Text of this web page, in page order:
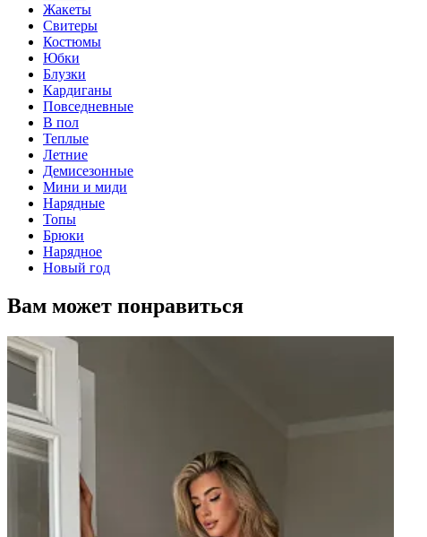
Жакеты
Свитеры
Костюмы
Юбки
Блузки
Кардиганы
Повседневные
В пол
Теплые
Летние
Демисезонные
Мини и миди
Нарядные
Топы
Брюки
Нарядное
Новый год
Вам может понравиться